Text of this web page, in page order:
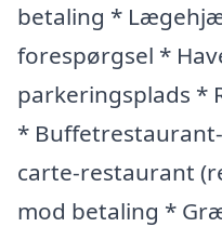
betaling *
forespørgsel *
parkeringsplads *
*
carte-restaurant
mod betaling *